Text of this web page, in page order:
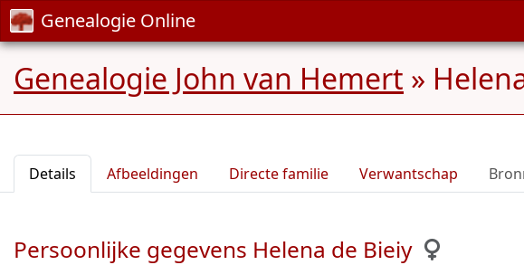
Genealogie Online
Genealogie John van Hemert »
Details Afbeeldingen Directe familie Verwantschap
Persoonlijke gegevens Helena de Bieiy